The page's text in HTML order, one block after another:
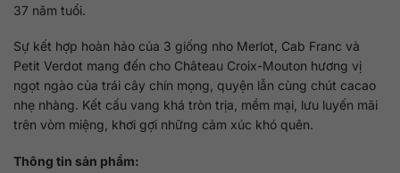
37 năm tuổi.
Sự kết hợp hoàn hảo của 3 giống nho Merlot, Cab Franc và
Petit Verdot mang đến cho Château Croix-Mouton hương vị
ngọt ngào của trái cây chín mọng, quyện lẫn cùng chút cacao
nhẹ nhàng. Kết cấu vang khá tròn trịa, mềm mại, lưu luyến mãi
trên vòm miệng, khơi gợi những cảm xúc khó quên.
Thông tin sản phẩm: